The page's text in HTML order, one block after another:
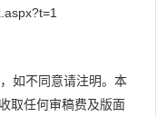
如不同意请注明。本
取任何审稿费及版面